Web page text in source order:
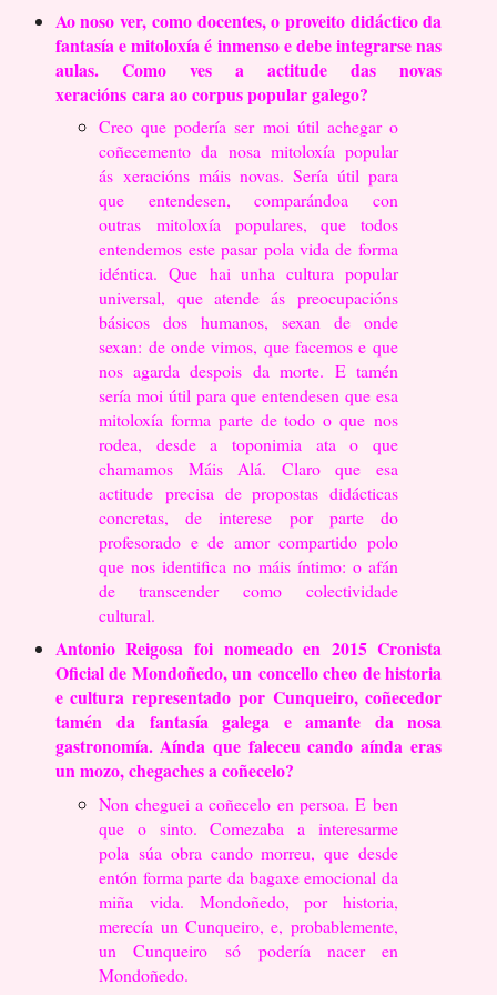
Ao noso ver, como docentes, o proveito didáctico da
fantasía e mitoloxía é inmenso e debe integrarse nas
aulas. Como ves a actitude das novas
xeracións cara ao corpus popular galego?
Creo que podería ser moi útil achegar o
coñecemento da nosa mitoloxía popular
ásxeracións máis novas. Sería útil para
que entendesen, comparándoa con
outras mitoloxía populares, que todos
entendemos este pasar pola vida de forma
idéntica. Que hai unha cultura popular
universal, que atende ás preocupacións
básicos dos humanos,sexan de onde
sexan: de onde vimos, que facemos e que
nos agarda despois da morte. E tamén
sería moi útil para que entendesen que esa
mitoloxía forma parte de todo o que nos
rodea, desde a toponimia ata o que
chamamos Máis Alá. Claro que esa
actitude precisa de propostas didácticas
concretas, de interese por parte do
profesorado e deamor compartido polo
que nos identifica no máis íntimo: o afán
de transcender como colectividade
cultural.
Antonio Reigosa foi nomeado en 2015 Cronista
Oficial de Mondoñedo, un concello cheo de historia
e cultura representado por Cunqueiro, coñecedor
taménda fantasía galega e amante da nosa
gastronomía. Aínda que faleceu cando aíndaeras
un mozo, chegaches a coñecelo?
Non cheguei a coñecelo en persoa. E ben
que o sinto. Comezaba a interesarme
pola súa obra cando morreu, que desde
entón forma parte da bagaxe emocional da
miña vida. Mondoñedo, por historia,
merecía un Cunqueiro, e, probablemente,
un Cunqueirosó podería nacer en
Mondoñedo.